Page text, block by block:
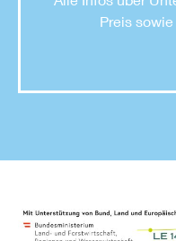
Preis